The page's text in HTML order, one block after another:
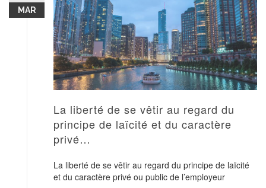
MAR
La liberté de se vêtir au regard du
principe de laïcité et du caractère
privé…
La liberté de se vêtir au regard du principe de laïcité
et du caractère privé ou public de l’employeur